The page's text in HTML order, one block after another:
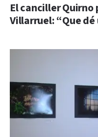
El canciller
Villarruel: “Que